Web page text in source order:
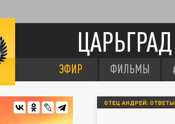
ЦАРЬГРАД
ЭФИР ФИЛЬМЫ
ОТЕЦ АНДРЕЙ: ОТВЕТЫ